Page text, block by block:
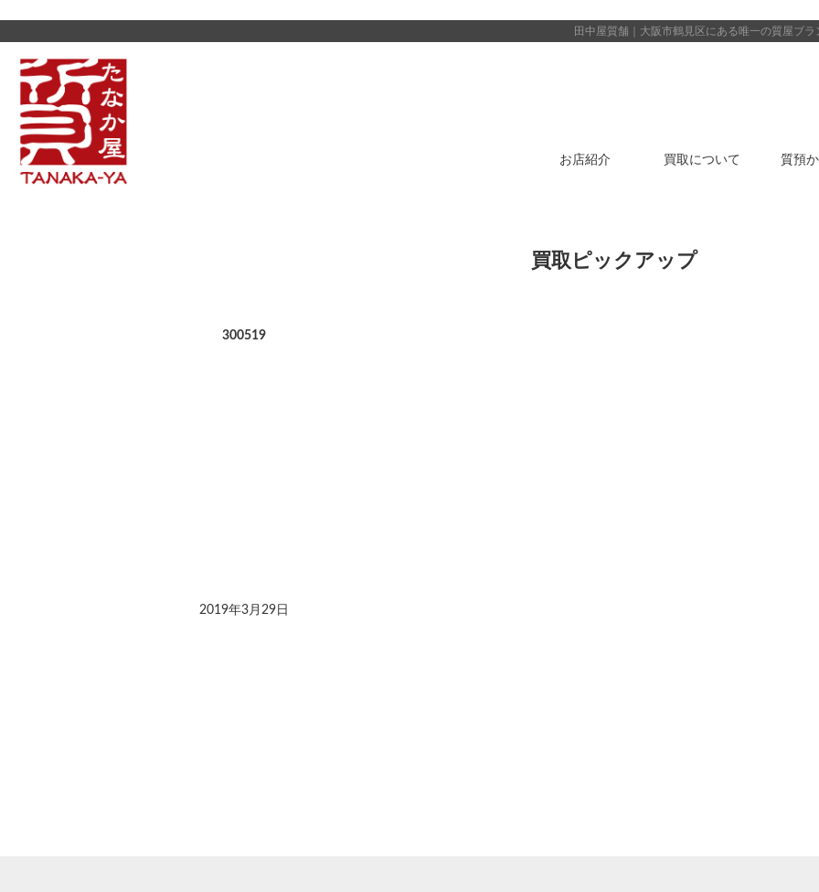
田中屋質舗｜大阪市鶴見区にある唯一の質屋ブラ
お店紹介 買取について 質預
買取ピックアップ
300519
2019年3月29日